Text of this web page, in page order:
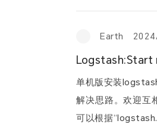
Earth
Logstash:Start
单机版安装
解决思路。欢迎互相交流！ 映入眼帘的一片红色，
可以根据